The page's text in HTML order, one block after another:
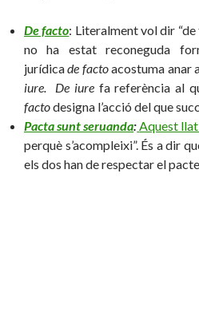
De facto: Literalment vol dir
no ha estat reconeguda
jurídicade factoacostuma anar
iure.
De iure fa referència al
factodesigna l’acció del que
Pacta sunt seruanda:Aquest
perquè s’acompleixi”. És a dir
els dos han de respectar el